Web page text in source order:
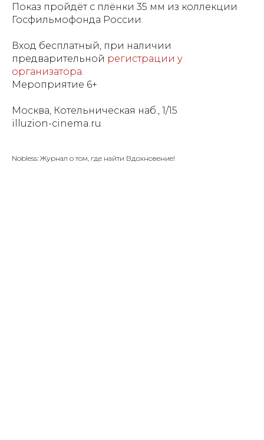
Показ пройдёт с плёнки 35 мм из коллекции
Госфильмофонда России.
Вход бесплатный, при наличии
предварительной регистрации у
организатора.
Мероприятие 6+
Москва, Котельническая наб., 1/15
illuzion-cinema.ru
Nobless: Журнал о том, где найти Вдохновение!